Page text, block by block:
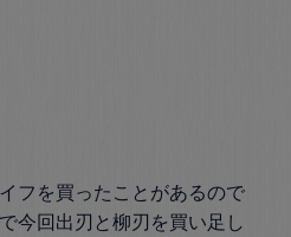
フを買ったことがあるので
今回出刃と柳刃を買い足し